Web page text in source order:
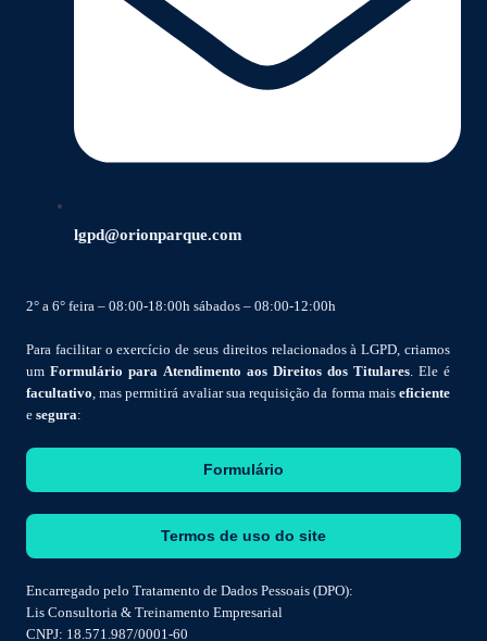
lgpd@orionparque.com
2° a 6° feira – 08:00-18:00h sábados – 08:00-12:00h
Para facilitar o exercício de seus direitos relacionados à LGPD, criamos
um Formulário para Atendimento aos Direitos dos Titulares . Ele é
facultativo , mas permitirá avaliar sua requisição da forma mais eficiente
e segura:
Formulário
Termos de uso do site
Encarregado pelo Tratamento de Dados Pessoais (DPO):
Lis Consultoria & Treinamento Empresarial
CNPJ: 18.571.987/0001-60